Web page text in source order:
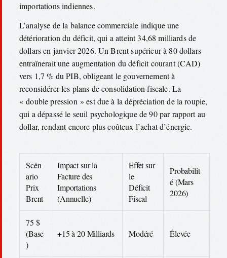
importations indiennes.
L’analyse de la balance commerciale indique une
détérioration du déficit, qui a atteint 34,68 milliards de
dollars en janvier 2026. Un Brent supérieur à 80 dollars
entraînerait une augmentation du déficit courant (CAD)
vers 1,7 % du PIB, obligeant le gouvernement à
reconsidérer les plans de consolidation fiscale. La
« double pression » est due à la dépréciation de la roupie,
qui a dépassé le seuil psychologique de 90 par rapport au
dollar, rendant encore plus coûteux l’achat d’énergie.
Scén
ario
Prix
Brent
Impact sur la
Facture des
Importations
(Annuelle)
Effet sur
le
Déficit
Fiscal
Probabilit
é (Mars
2026)
75 $
(Base
)
+15 à 20 Milliards Modéré Élevée